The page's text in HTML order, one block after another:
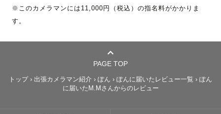
カンカン照りの中での撮影となります。
※このカメラマンには11,000円（税込）の指名料がかかりま
す。
PAGE TOP
トップ › 出張カメラマン紹介 › ぽん › ぽんに届いたレビュー一覧 › ぽん
に届いたM.Mさんからのレビュー